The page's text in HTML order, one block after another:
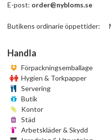
E-post: order@nybloms.se
Butikens ordinarie öppettider:
Handla
Förpackningsemballage
Hygien & Torkpapper
Servering
Butik
Kontor
Städ
Arbetskläder & Skydd